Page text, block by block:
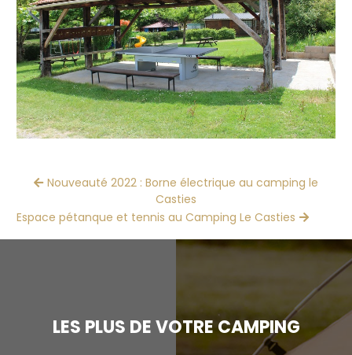
Nouveauté 2022 : Borne électrique au camping le
Casties
Espace pétanque et tennis au Camping Le Casties
LES PLUS DE VOTRE CAMPING